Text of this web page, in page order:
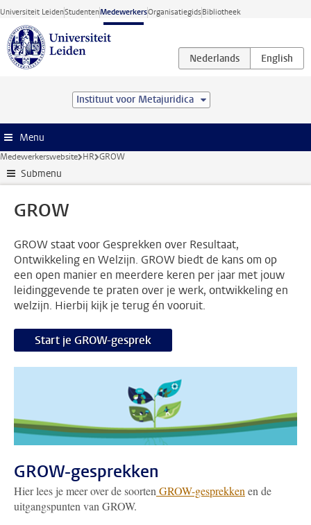
Ga direct naar de inhoud
Universiteit LeidenStudentenMedewerkersOrganisatiegidsBibliotheek
Instituut voor Metajuridica
Menu
Medewerkerswebsite HR GROW
Submenu
GROW
GROW staat voor Gesprekken over Resultaat,
Ontwikkeling en Welzijn. GROW biedt de kans om op
een open manier en meerdere keren per jaar met jouw
leidinggevende te praten over je werk, ontwikkeling en
welzijn. Hierbij kijk je terug én vooruit.
Start je GROW-gesprek
GROW-gesprekken
Hier lees je meer over de soorten GROW-gesprekken en de
uitgangspunten van GROW.